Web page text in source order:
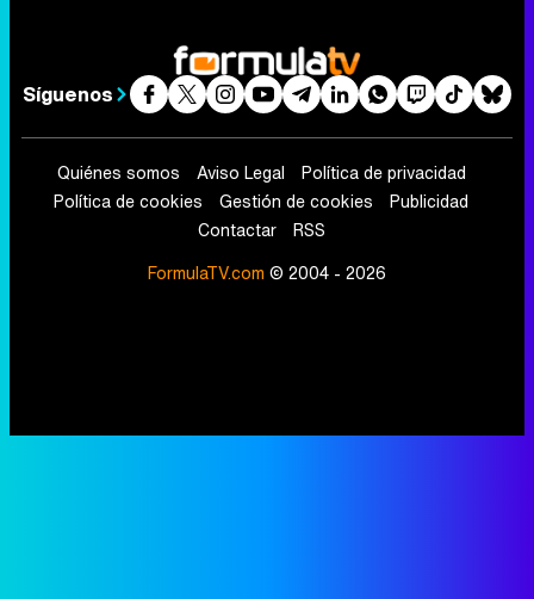
Síguenos
Quiénes somos Aviso Legal
Política de privacidad
Política de cookies
Gestión de cookies
Publicidad
Contactar
RSS
FormulaTV.com © 2004 - 2026